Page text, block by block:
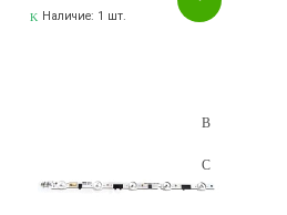
Наличие: 1 шт.